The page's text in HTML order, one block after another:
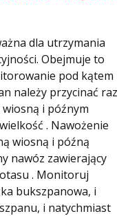
dla utrzymania
Obejmuje to
pod kątem
należy przycinać raz
i późnym
. Nawożenie
wiosną i późną
nawóz zawierający
. Monitoruj
bukszpanowa, i
i natychmiast